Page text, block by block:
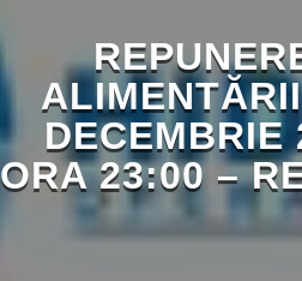
DECEMBRIE
ORA 23:00 –